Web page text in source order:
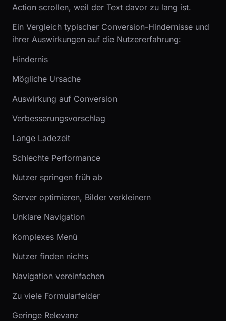
Action scrollen, weil der Text davor zu lang ist.
Ein Vergleich typischer Conversion-Hindernisse und
ihrer Auswirkungen auf die Nutzererfahrung:
Hindernis
Mögliche Ursache
Auswirkung auf Conversion
Verbesserungsvorschlag
Lange Ladezeit
Schlechte Performance
Nutzer springen früh ab
Server optimieren, Bilder verkleinern
Unklare Navigation
Komplexes Menü
Nutzer finden nichts
Navigation vereinfachen
Zu viele Formularfelder
Geringe Relevanz